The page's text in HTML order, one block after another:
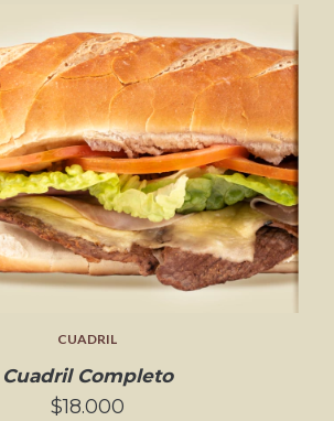
CUADRIL
Cuadril Completo
$18.000